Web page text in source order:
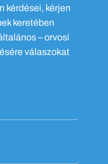
kérdései, kérjen
keretében
– orvosi
válaszokat